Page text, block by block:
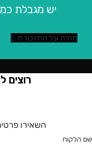
יש מגבלת
תודה על התזכורת :)
רוצים
השאירו
שם הלקוח